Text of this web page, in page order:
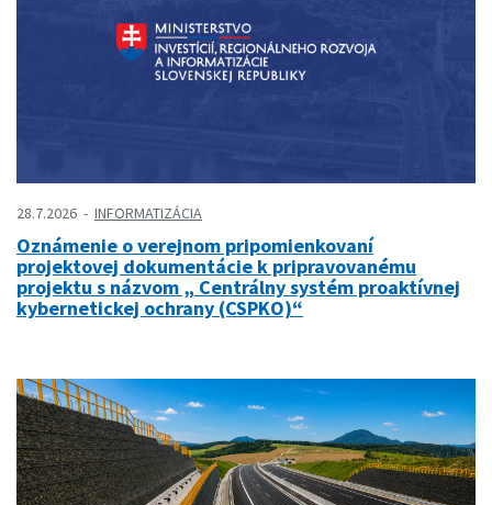
28.7.2026 INFORMATIZÁCIA
Oznámenie o verejnom pripomienkovaní
projektovej dokumentácie k pripravovanému
projektu s názvom „ Centrálny systém proaktívnej
kybernetickej ochrany (CSPKO)“